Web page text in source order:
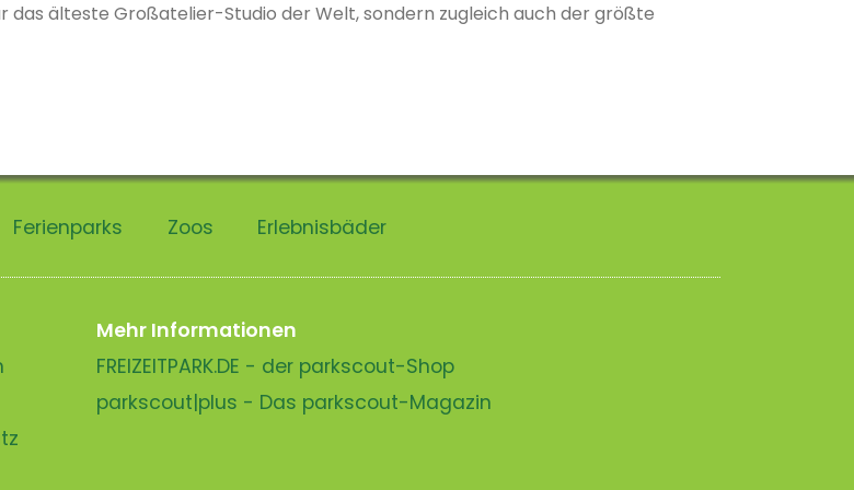
das älteste Großatelier-Studio der Welt, sondern zugleich auch der größte
Ferienparks Zoos Erlebnisbäder
Mehr Informationen
FREIZEITPARK.DE - der parkscout-Shop
parkscout|plus - Das parkscout-Magazin